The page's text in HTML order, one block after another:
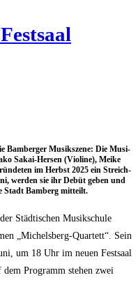
Bam­ber­ger Musik­sze­ne: Die Musi­
Sakai-Her­sen (Vio­li­ne), Mei­ke
im Herbst 2025 ein Streich­
wer­den sie ihr Debüt geben und
Stadt Bam­berg mitteilt.
Städ­ti­schen Musik­schu­le
„Michels­berg-Quar­tett“. Sein
um 18 Uhr im neu­en Fest­saal
Pro­gramm ste­hen zwei